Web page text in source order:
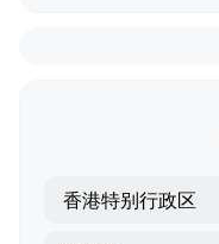
香港特别行政区